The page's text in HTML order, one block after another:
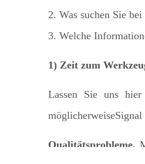
2. Was suchen Sie
3. Welche
1) Zeit zum
Lassen Sie uns
möglicherweiseSignal
Qualitätsprobleme.